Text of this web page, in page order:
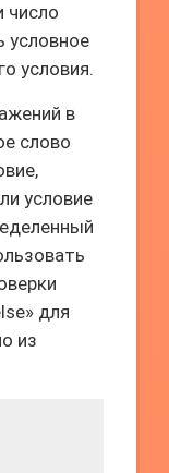
число
условное
условия.
в
слово
условие
для
из